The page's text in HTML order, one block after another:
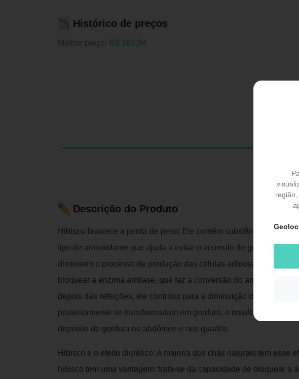
Histórico de preços
Melhor preço: R$ 161,04
Descrição do Produto
Hibisco favorece a perda de peso: Ele contém substâncias
tipo de antioxidante que ajuda a evitar o acúmulo de gordura,
diminuem o processo de produção das células adiposas. O chá
bloquear a enzima amilase, que faz a conversão do amido em
depois das refeições, ele contribui para a diminuição da absorção
posteriormente se transformariam em gordura, o resultado é uma
depósito de gordura no abdômen e nos quadris.
Hibisco e o efeito diurético: A maioria dos chás naturais tem esse
hibisco tem uma vantagem: trata-se da capacidade de bloquear a